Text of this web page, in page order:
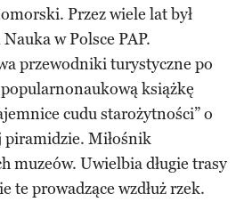
Przez wiele lat był
w Polsce PAP.
przewodniki turystyczne po
książkę
cudu starożytności” o
piramidzie. Miłośnik
muzeów. Uwielbia długie trasy
te prowadzące wzdłuż rzek.